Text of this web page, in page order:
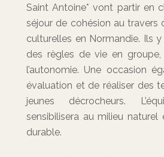
Saint Antoine* vont partir en
séjour de cohésion au travers
culturelles en Normandie. Ils
des règles de vie en groupe,
l’autonomie. Une occasion
évaluation et de réaliser des
jeunes décrocheurs.
sensibilisera au milieu
durable.